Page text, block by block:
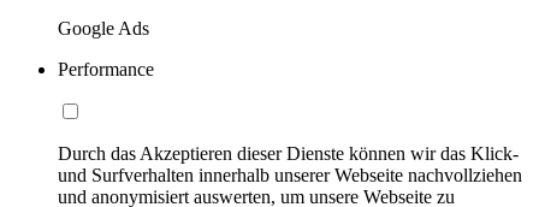
Google Ads
Performance
Durch das Akzeptieren dieser Dienste können wir das Klick-
und Surfverhalten innerhalb unserer Webseite nachvollziehen
und anonymisiert auswerten, um unsere Webseite zu